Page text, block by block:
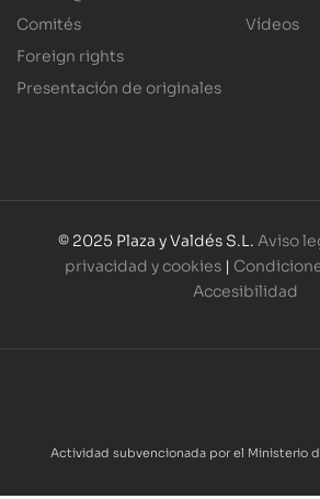
Comités
Foreign rights
Presentación de originales
Vídeos
© 2025 Plaza y Valdés S.L. Aviso
privacidad y cookies |
Accesibilidad
Actividad subvencionada por el Ministerio